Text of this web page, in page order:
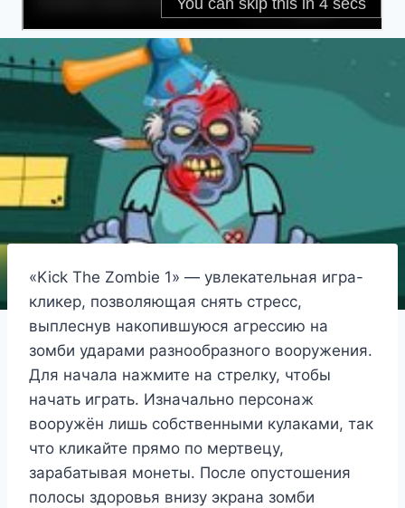
«Kick The Zombie 1» — увлекательная игра-
кликер, позволяющая снять стресс,
выплеснув накопившуюся агрессию на
зомби ударами разнообразного вооружения.
Для начала нажмите на стрелку, чтобы
начать играть. Изначально персонаж
вооружён лишь собственными кулаками, так
что кликайте прямо по мертвецу,
зарабатывая монеты. После опустошения
полосы здоровья внизу экрана зомби